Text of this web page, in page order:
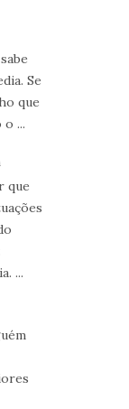
Se
que
...
que
...